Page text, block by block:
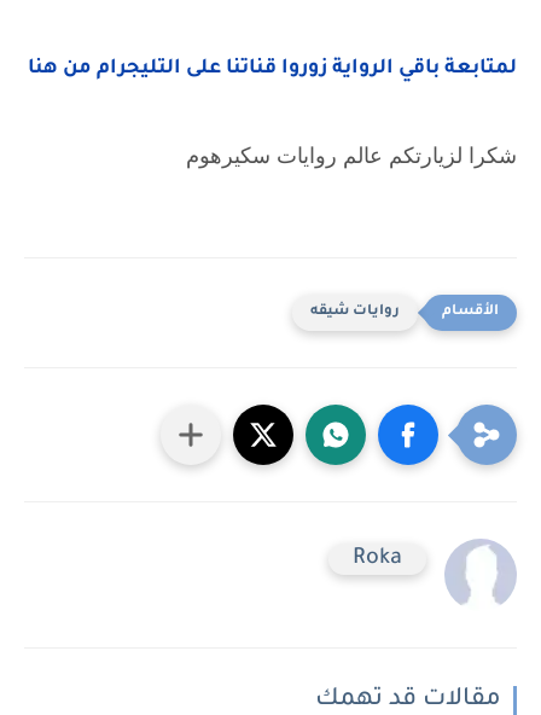
لمتابعة باقي الرواية زوروا قناتنا على التليجرام من هنا
شكرا لزيارتكم عالم روايات سكيرهوم
روايات شيقه
Roka
مقالات قد تهمك